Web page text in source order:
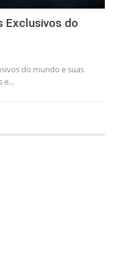
Exclusivos do
do mundo e suas
e…